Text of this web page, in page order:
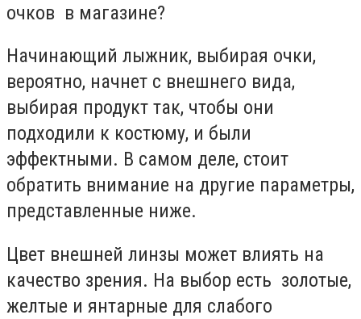
очков в магазине?
Начинающий лыжник, выбирая очки,
вероятно, начнет с внешнего вида,
выбирая продукт так, чтобы они
подходили к костюму, и были
эффектными. В самом деле, стоит
обратить внимание на другие параметры,
представленные ниже.
Цвет внешней линзы может влиять на
качество зрения. На выбор есть золотые,
желтые и янтарные для слабого